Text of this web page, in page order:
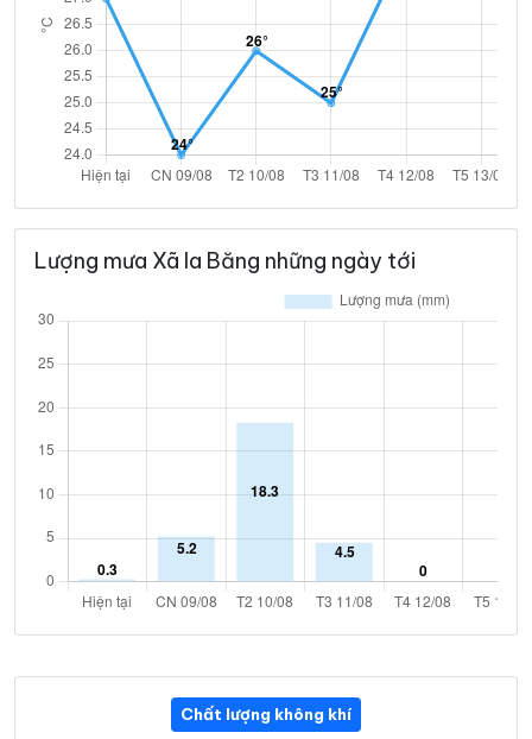
Lượng mưa Xã Ia Băng những ngày tới
Chất lượng không khí